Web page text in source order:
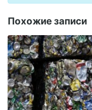
Похожие записи